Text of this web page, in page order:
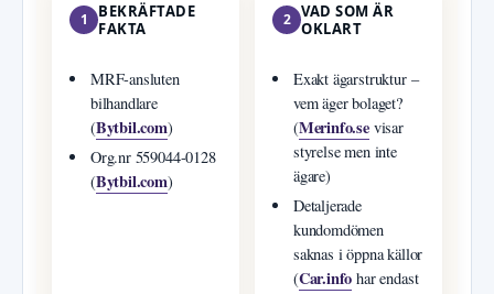
1
BEKRÄFTADE
FAKTA
MRF-ansluten
bilhandlare
(Bytbil.com)
Org.nr 559044-0128
(Bytbil.com)
2 VAD SOM ÄR
OKLART
Exakt ägarstruktur –
vem äger bolaget?
(Merinfo.se visar
styrelse men inte
ägare)
Detaljerade
kundomdömen
saknas i öppna källor
(Car.info har endast